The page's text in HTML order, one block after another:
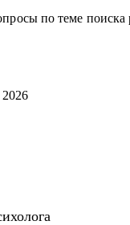
по теме
2026